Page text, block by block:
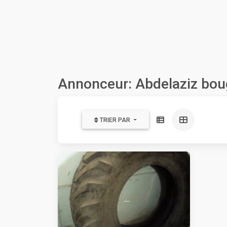
Annonceur: Abdelaziz
TRIER PAR